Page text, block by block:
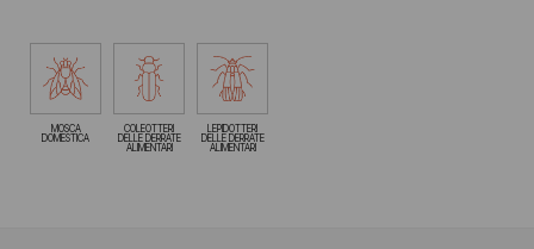
MOSCA
DOMESTICA
COLEOTTERI
DELLE DERRATE
ALIMENTARI
LEPIDOTTERI
DELLE DERRATE
ALIMENTARI